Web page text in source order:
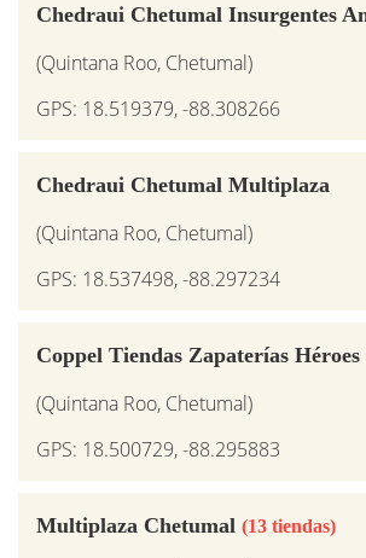
Chedraui Chetumal Insurgentes
(Quintana Roo, Chetumal)
GPS: 18.519379, -88.308266
Chedraui Chetumal Multiplaza
(Quintana Roo, Chetumal)
GPS: 18.537498, -88.297234
Coppel Tiendas Zapaterías Héroes
(Quintana Roo, Chetumal)
GPS: 18.500729, -88.295883
Multiplaza Chetumal (13 tiendas)